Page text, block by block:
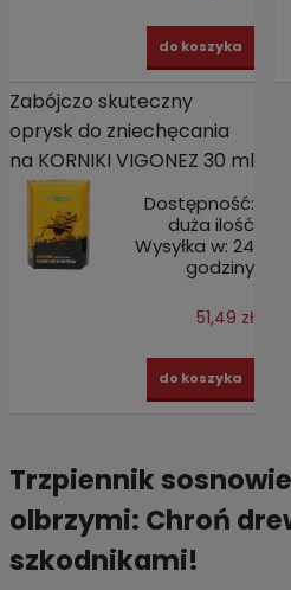
do koszyka
Zabójczo skuteczny
oprysk do zniechęcania
na KORNIKI VIGONEZ 30 ml
Dostępność:
duża ilość
Wysyłka w: 24
godziny
51,49 zł
do koszyka
Trzpiennik
olbrzymi: Chroń
szkodnikami!